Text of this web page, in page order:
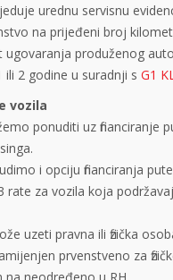
urednu servisnu
na prijeđeni broj
ugovaranja produženog
2 godine u suradnji s G1
vozila
ponuditi uz financiranje
i opciju financiranja
rate za vozila koja
uzeti pravna ili fizička
prvenstveno za
na neodređeno u RH.